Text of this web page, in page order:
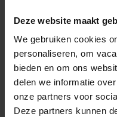
Deze website maakt
We gebruiken cookies
personaliseren, om
bieden en om ons
delen we informatie
onze partners voor
Deze partners kunnen
Employer